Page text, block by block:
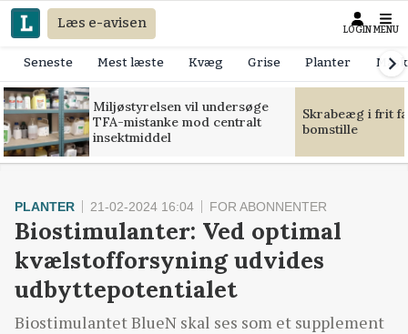
Læs e-avisen LOGIN MENU
Seneste Mest læste Kvæg Grise Planter
Miljøstyrelsen vil undersøge
TFA-mistanke mod centralt
insektmiddel
Skrabeæg i frit
bomstille
PLANTER 21-02-2024 16:04 FOR ABONNENTER
Biostimulanter: Ved optimal
kvælstofforsyning udvides
udbyttepotentialet
Biostimulantet BlueN skal ses som et supplement